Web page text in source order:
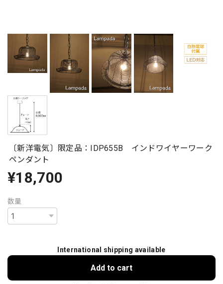
〔新洋電気〕限定品：IDP655B インドワイヤーワーク
ペンダント
¥18,700
数量
International shipping available
Add to cart